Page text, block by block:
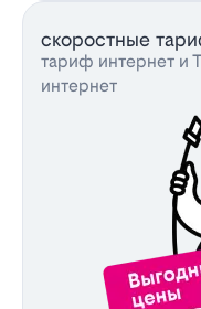
скоростные
тариф интернет и
интернет